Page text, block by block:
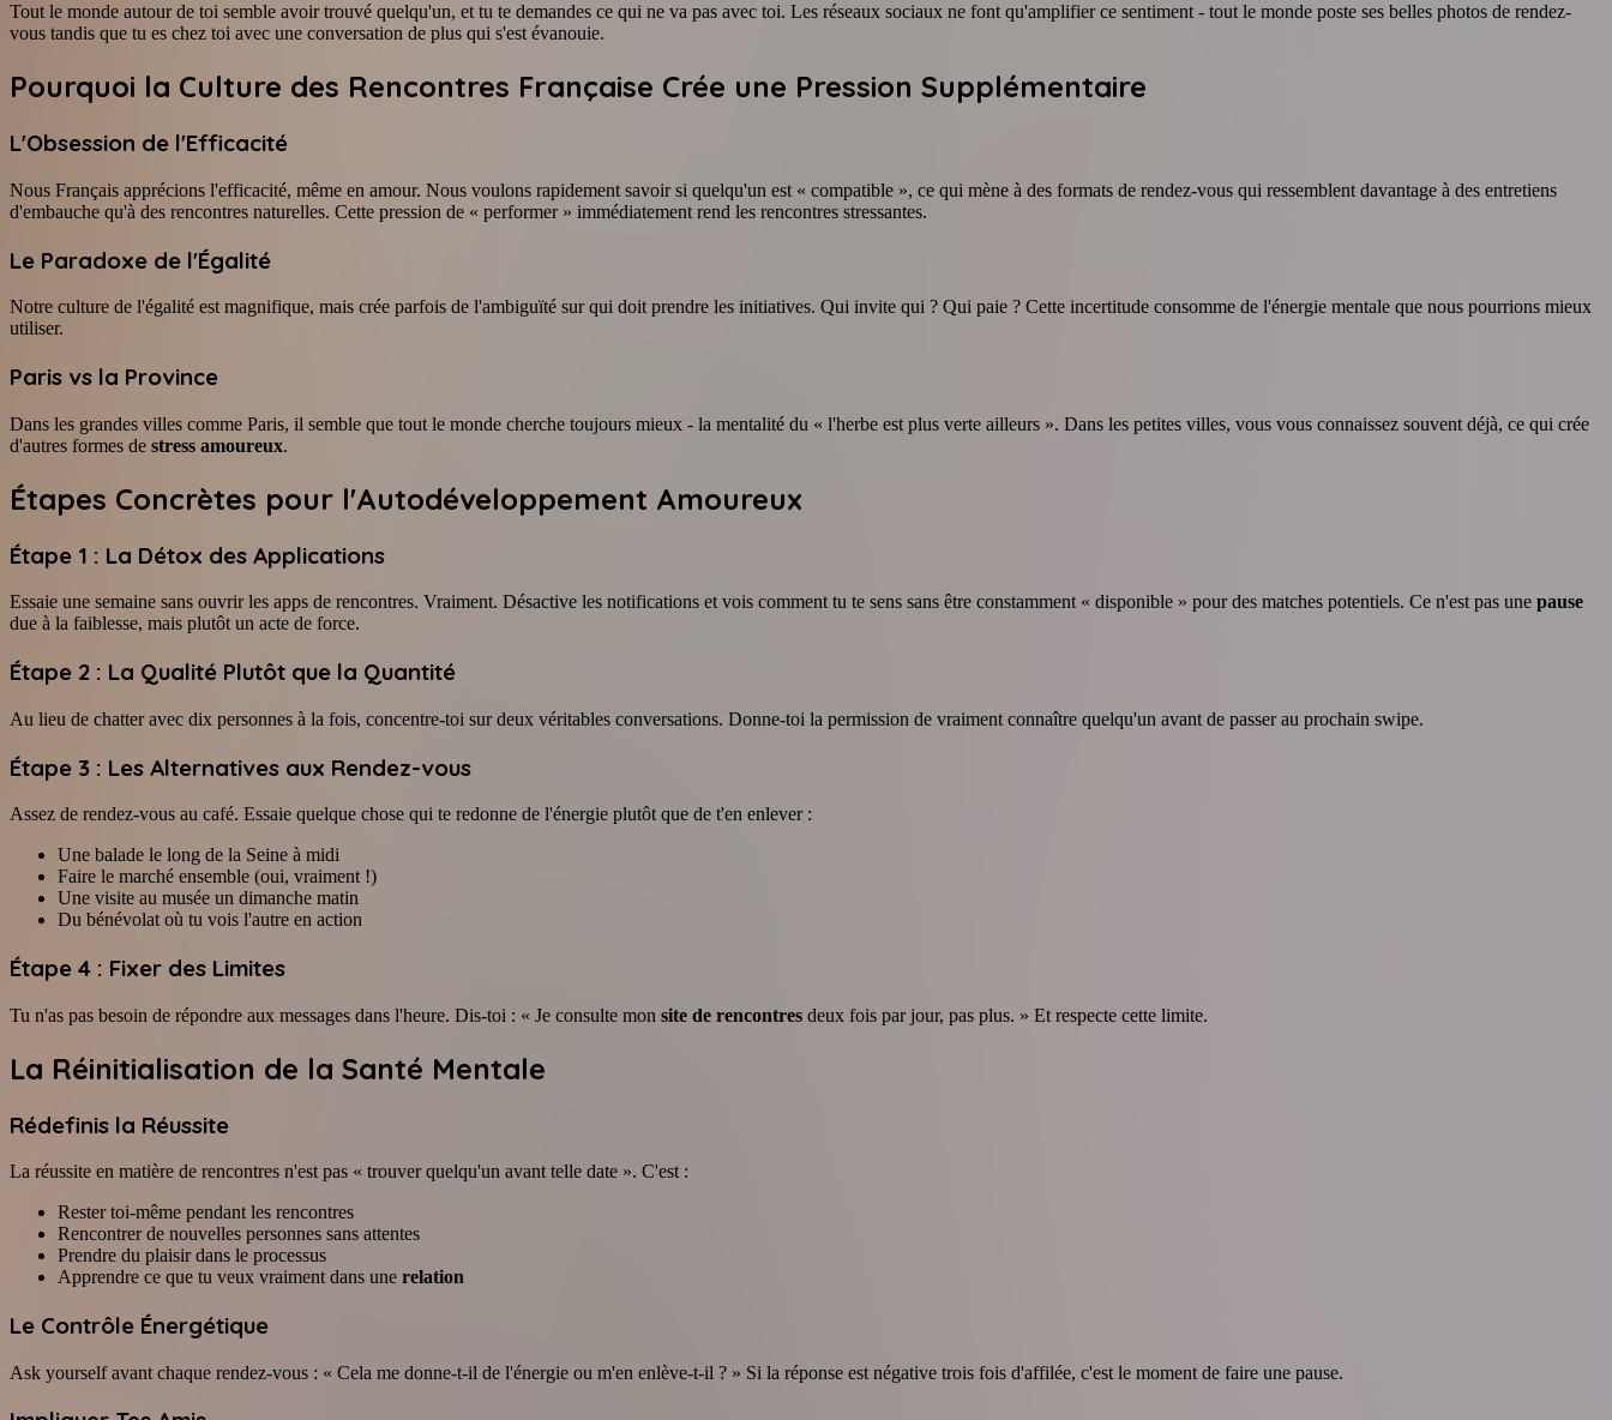
Tout le monde autour de toi semble avoir trouvé quelqu'un, et tu te demandes ce qui ne va pas avec toi. Les réseaux sociaux ne font qu'amplifier ce sentiment - tout le monde poste ses belles photos de rendez-
vous tandis que tu es chez toi avec une conversation de plus qui s'est évanouie.
Pourquoi la Culture des Rencontres Française Crée une Pression Supplémentaire
L'Obsession de l'Efficacité
Nous Français apprécions l'efficacité, même en amour. Nous voulons rapidement savoir si quelqu'un est « compatible », ce qui mène à des formats de rendez-vous qui ressemblent davantage à des entretiens
d'embauche qu'à des rencontres naturelles. Cette pression de « performer » immédiatement rend les rencontres stressantes.
Le Paradoxe de l'Égalité
Notre culture de l'égalité est magnifique, mais crée parfois de l'ambiguïté sur qui doit prendre les initiatives. Qui invite qui ? Qui paie ? Cette incertitude consomme de l'énergie mentale que nous pourrions mieux
utiliser.
Paris vs la Province
Dans les grandes villes comme Paris, il semble que tout le monde cherche toujours mieux - la mentalité du « l'herbe est plus verte ailleurs ». Dans les petites villes, vous vous connaissez souvent déjà, ce qui crée
d'autres formes de stress amoureux.
Étapes Concrètes pour l'Autodéveloppement Amoureux
Étape 1 : La Détox des Applications
Essaie une semaine sans ouvrir les apps de rencontres. Vraiment. Désactive les notifications et vois comment tu te sens sans être constamment « disponible » pour des matches potentiels. Ce n'est pas une pause
due à la faiblesse, mais plutôt un acte de force.
Étape 2 : La Qualité Plutôt que la Quantité
Au lieu de chatter avec dix personnes à la fois, concentre-toi sur deux véritables conversations. Donne-toi la permission de vraiment connaître quelqu'un avant de passer au prochain swipe.
Étape 3 : Les Alternatives aux Rendez-vous
Assez de rendez-vous au café. Essaie quelque chose qui te redonne de l'énergie plutôt que de t'en enlever :
Une balade le long de la Seine à midi
Faire le marché ensemble (oui, vraiment !)
Une visite au musée un dimanche matin
Du bénévolat où tu vois l'autre en action
Étape 4 : Fixer des Limites
Tu n'as pas besoin de répondre aux messages dans l'heure. Dis-toi : « Je consulte mon site de rencontres deux fois par jour, pas plus. » Et respecte cette limite.
La Réinitialisation de la Santé Mentale
Rédefinis la Réussite
La réussite en matière de rencontres n'est pas « trouver quelqu'un avant telle date ». C'est :
Rester toi-même pendant les rencontres
Rencontrer de nouvelles personnes sans attentes
Prendre du plaisir dans le processus
Apprendre ce que tu veux vraiment dans une relation
Le Contrôle Énergétique
Ask yourself avant chaque rendez-vous : « Cela me donne-t-il de l'énergie ou m'en enlève-t-il ? » Si la réponse est négative trois fois d'affilée, c'est le moment de faire une pause.